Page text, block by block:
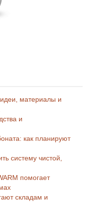
материалы и
и
как планируют
систему чистой,
помогает
складам и